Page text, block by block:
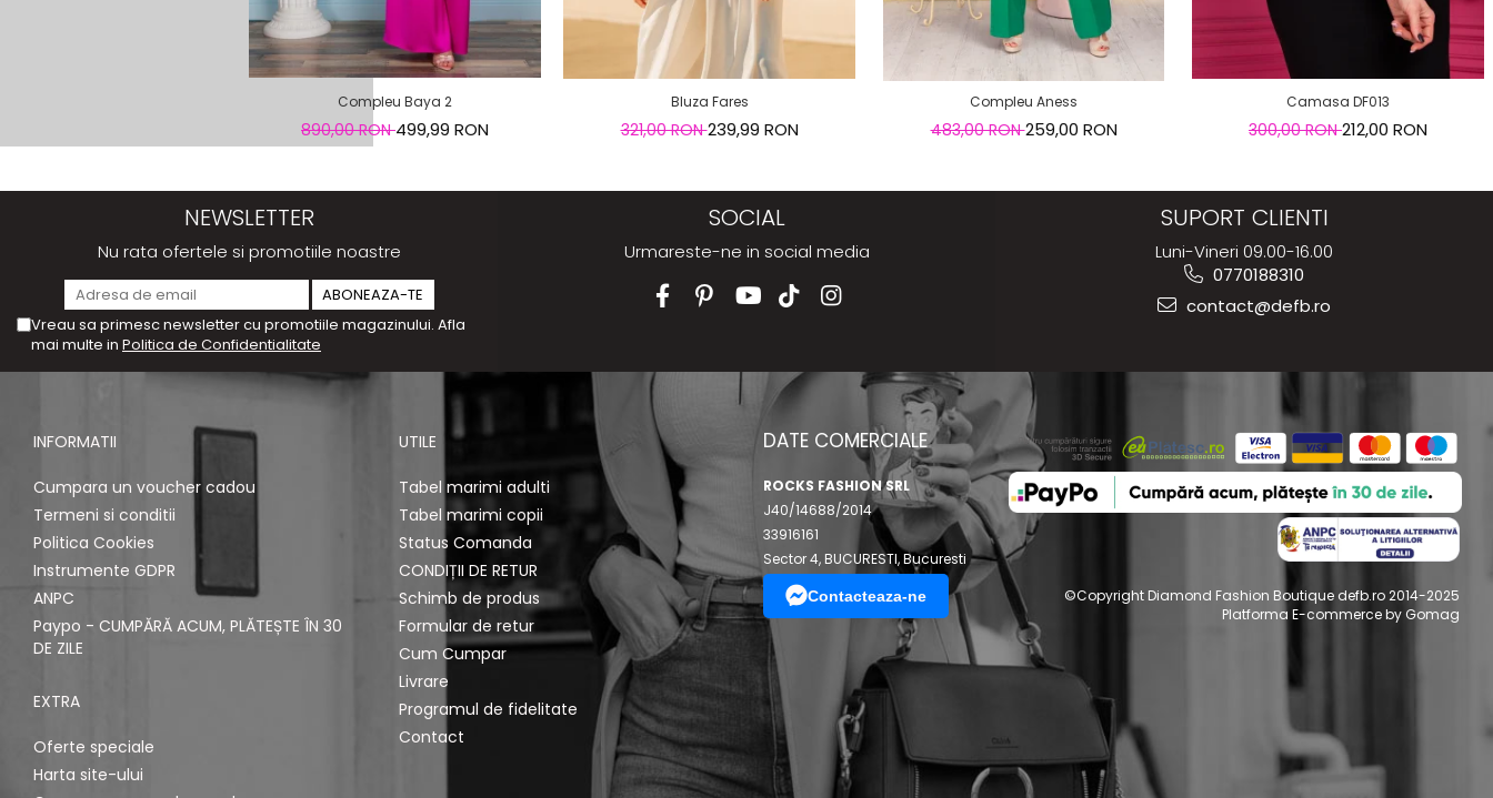
Compleu Baya 2
890,00 RON499,99 RON
Bluza Fares
321,00 RON239,99 RON
Compleu Aness
483,00 RON259,00 RON
Camasa DF013
300,00 RON212,00 RON
NEWSLETTER
Nu rata ofertele si promotiile noastre
Vreau sa primesc newsletter cu promotiile magazinului. Afla
mai multe in Politica de Confidentialitate
SOCIAL
Urmareste-ne in social media
SUPORT CLIENTI
Luni-Vineri 09.00-16.00
0770188310
contact@defb.ro
INFORMATII
Cumpara un voucher cadou
Termeni si conditii
Politica Cookies
Instrumente GDPR
ANPC
Paypo - CUMPĂRĂ ACUM, PLĂTEȘTE ÎN 30
DE ZILE
EXTRA
Oferte speciale
Harta site-ului
UTILE
Tabel marimi adulti
Tabel marimi copii
Status Comanda
CONDIȚII DE RETUR
Schimb de produs
Formular de retur
Cum Cumpar
Livrare
Programul de fidelitate
Contact
DATE COMERCIALE
ROCKS FASHION SRL
J40/14688/2014
33916161
Sector 4, BUCURESTI, Bucuresti
Contacteaza-ne
©Copyright Diamond Fashion Boutique defb.ro 2014-2025
Platforma E-commerce by Gomag